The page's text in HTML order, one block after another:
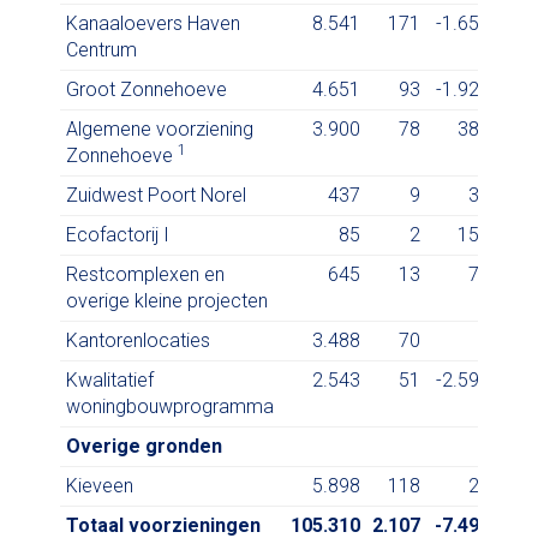
Kanaaloevers Haven
Centrum
8.541 171 -1.655
Groot Zonnehoeve 4.651 93 -1.927
Algemene voorziening
Zonnehoeve 1
3.900 78 389
Zuidwest Poort Norel 437 9 33
Ecofactorij I
85 2 151
Restcomplexen en
overige kleine projecten
645 13 79
Kantorenlocaties 3.488 70
Kwalitatief
woningbouwprogramma
2.543 51 -2.594
Overige gronden
Kieveen
5.898 118 23
Totaal voorzieningen
105.310 2.107 -7.496